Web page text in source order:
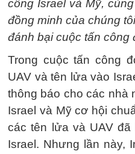
công Israel và Mỹ,
đồng minh của chúng
đánh bại cuộc tấn công
Trong cuộc tấn công
UAV và tên lửa vào
thông báo cho các nhà
Israel và Mỹ cơ hội
các tên lửa và UAV
Israel. Nhưng lần này,